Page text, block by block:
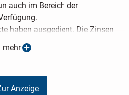
auch im Bereich der
haben ausgedient. Die Zinsen
als vermeintlich sichere
unter der Inflationsrate. Dadurch
boomen dagegen
Ballungsgebieten. Hinzu
mehr
Anzeige